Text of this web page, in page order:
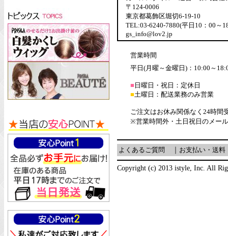
〒124-0006
東京都葛飾区堀切6-19-10
TEL:03-6240-7880(平日10：00～
gs_info@lov2.jp
営業時間
平日(月曜～金曜日)：10:00～
■ 日曜日・祝日：定休日
■土曜日：配送業務のみ営業
ご注文はお休み関係なく24時間
※営業時間外・土日祝日のメー
よくあるご質問 お支払い・送料
Copyright (c) 2013 istyle, Inc. All